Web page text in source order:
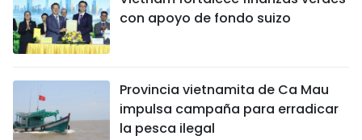
con apoyo de fondo suizo
Provincia vietnamita de Ca Mau
impulsa campaña para erradicar
la pesca ilegal